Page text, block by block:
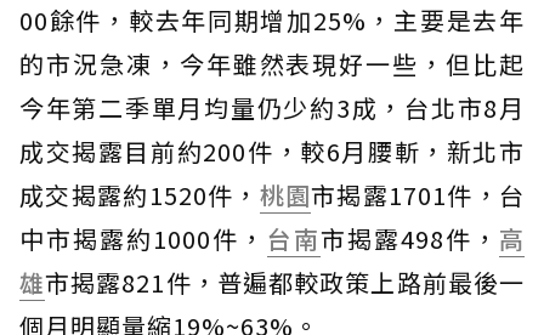
00餘件，較去年同期增加25%，主要是去年
的市況急凍，今年雖然表現好一些，但比起
今年第二季單月均量仍少約3成，台北市8月
成交揭露目前約200件，較6月腰斬，新北市
成交揭露約1520件， 桃園市揭露1701件，台
中市揭露約1000件， 台南市揭露498件， 高
雄市揭露821件，普遍都較政策上路前最後一
個月明顯量縮19%~63%。